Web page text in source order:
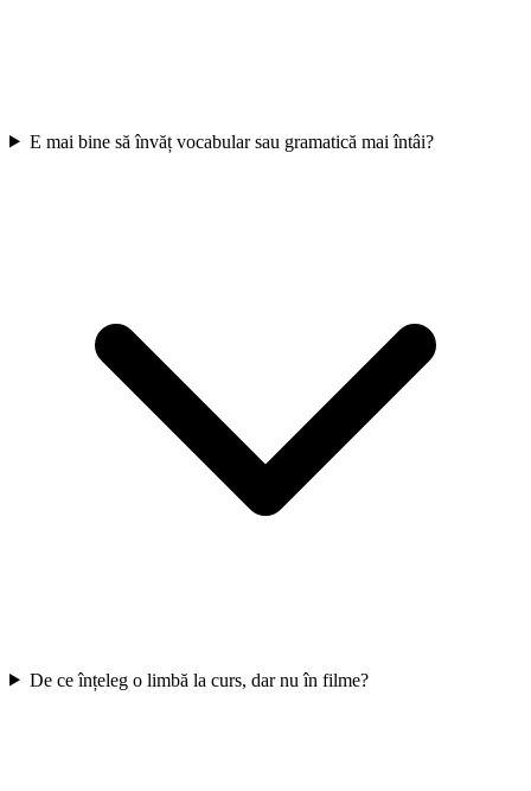
E mai bine să învăț vocabular sau gramatică mai întâi?
De ce înțeleg o limbă la curs, dar nu în filme?